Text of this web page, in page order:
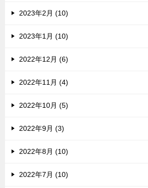
2023年2月 (10)
2023年1月 (10)
2022年12月 (6)
2022年11月 (4)
2022年10月 (5)
2022年9月 (3)
2022年8月 (10)
2022年7月 (10)